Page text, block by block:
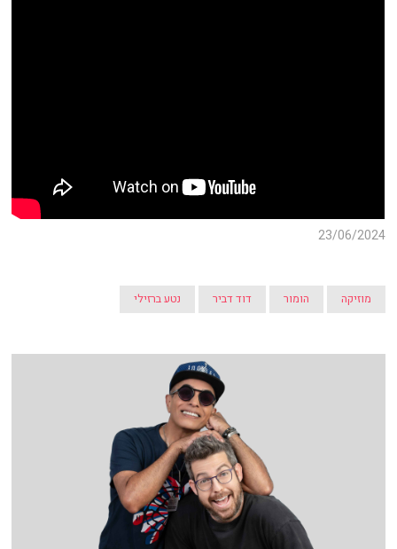
23/06/2024
מוזיקה הומור דוד דביר נטע ברזילי